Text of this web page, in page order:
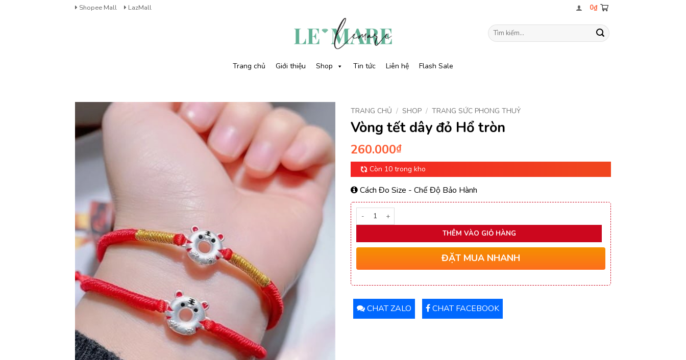
Shopee Mall LazMall 0₫
Tìm
kiếm:
Trang chủ Giới thiệu Shop Tin tức Liên hệ Flash Sale
TRANG CHỦ / SHOP / TRANG SỨC PHONG THUỶ
Vòng tết dây đỏ Hổ tròn
260.000₫
Còn 10 trong kho
Cách Đo Size - Chế Độ Bảo Hành
Số lượng
THÊM VÀO GIỎ HÀNG
ĐẶT MUA NHANH
CHAT ZALO CHAT FACEBOOK